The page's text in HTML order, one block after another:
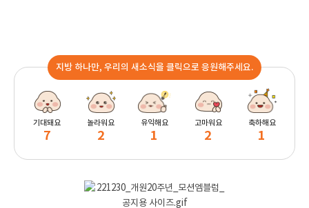
지방 하나만, 우리의 새소식을 클릭으로 응원해주세요.
기대돼요
7
놀라워요
2
유익해요
1
고마워요
2
축하해요
1